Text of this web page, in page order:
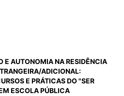
E AUTONOMIA NA RESIDÊNCIA
ADICIONAL:
E PRÁTICAS DO "SER
ESCOLA PÚBLICA